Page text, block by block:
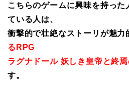
こちらのゲームに興味を持った
ている人は、
衝撃的で壮絶なストーリが魅力
るRPG
ラグナドール 妖しき皇帝と終
す。